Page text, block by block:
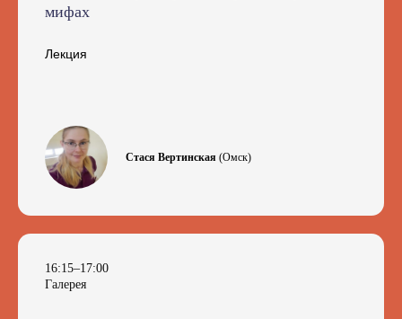
мифах
Лекция
Стася Вертинская (Омск)
16:15–17:00
Галерея